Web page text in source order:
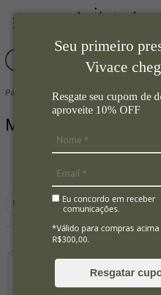
Seu primeiro
Vivace
Resgate seu cupom de
aproveite 10% OFF
Eu concordo em receber
comunicações.
*Válido para compras acima
R$300,00.
Resgatar
Página Inicial Mesa Posta
Mesa Posta